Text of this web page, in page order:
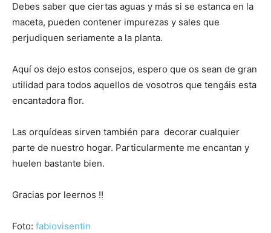
Debes saber que ciertas aguas y más si se estanca en la
maceta, pueden contener impurezas y sales que
perjudiquen seriamente a la planta.
Aquí os dejo estos consejos, espero que os sean de gran
utilidad para todos aquellos de vosotros que tengáis esta
encantadora flor.
Las orquídeas sirven también para decorar cualquier
parte de nuestro hogar. Particularmente me encantan y
huelen bastante bien.
Gracias por leernos !!
Foto: fabiovisentin